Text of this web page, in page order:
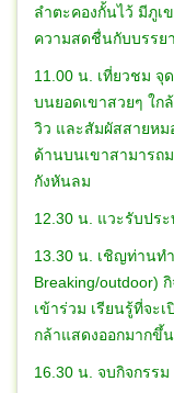
ลำตะคองกั้นไว้ มีภูเ
ความสดชื่นกับบรรย
11.00 น. เที่ยวชม จุ
บนยอดเขาสวยๆ ใก
วิว และสัมผัสสายหม
ด้านบนเขาสามารถ
กังหันลม
12.30 น. แวะรับปร
13.30 น. เชิญท่านท
Breaking/outdoor)
เข้าร่วม เรียนรู้ที่จะ
กล้าแ
16.30 น. จบกิจกรรม